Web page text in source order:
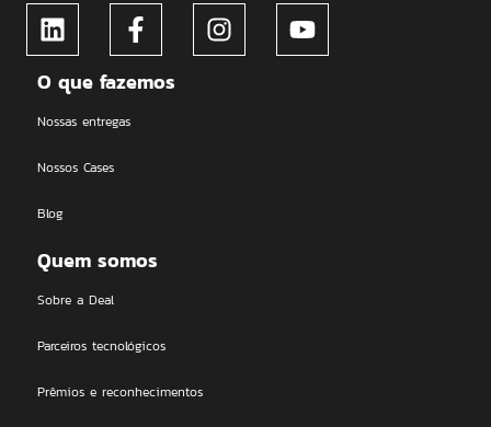
O que fazemos
Nossas entregas
Nossos Cases
Blog
Quem somos
Sobre a Deal
Parceiros tecnológicos
Prêmios e reconhecimentos